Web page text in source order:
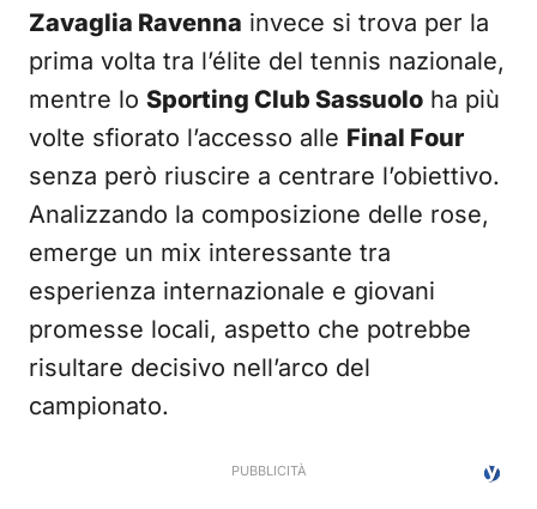
Zavaglia Ravenna invece si trova per la
prima volta tra l’élite del tennis nazionale,
mentre lo Sporting Club Sassuolo ha più
volte sfiorato l’accesso alle Final Four
senza però riuscire a centrare l’obiettivo.
Analizzando la composizione delle rose,
emerge un mix interessante tra
esperienza internazionale e giovani
promesse locali, aspetto che potrebbe
risultare decisivo nell’arco del
campionato.